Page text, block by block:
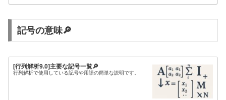
記号の意味🔎
[行列解析9.0]主要な記号一覧🔎
行列解析で使用している記号や用語の簡単な説明です。